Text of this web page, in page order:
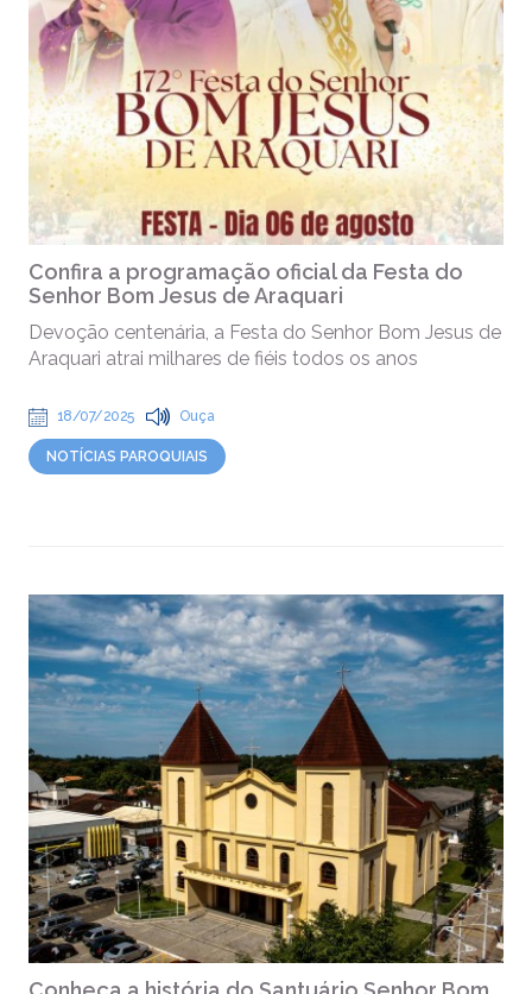
Confira a programação oficial da Festa do
Senhor Bom Jesus de Araquari
Devoção centenária, a Festa do Senhor Bom Jesus de
Araquari atrai milhares de fiéis todos os anos
18/07/2025 Ouça
NOTÍCIAS PAROQUIAIS